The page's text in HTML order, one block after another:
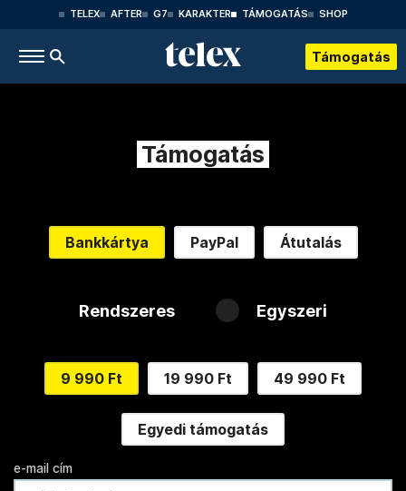
TELEX AFTER G7 KARAKTER TÁMOGATÁS SHOP
Támogatás
Támogatás
Bankkártya PayPal Átutalás
Rendszeres Egyszeri
9 990 Ft 19 990 Ft 49 990 Ft
Egyedi támogatás
e-mail cím